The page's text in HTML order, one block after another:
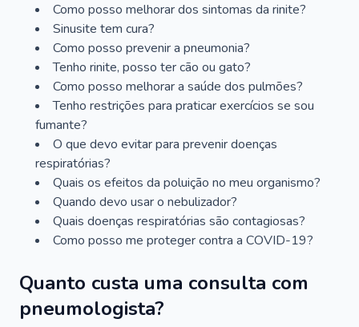
Como posso melhorar dos sintomas da rinite?
Sinusite tem cura?
Como posso prevenir a pneumonia?
Tenho rinite, posso ter cão ou gato?
Como posso melhorar a saúde dos pulmões?
Tenho restrições para praticar exercícios se sou
fumante?
O que devo evitar para prevenir doenças
respiratórias?
Quais os efeitos da poluição no meu organismo?
Quando devo usar o nebulizador?
Quais doenças respiratórias são contagiosas?
Como posso me proteger contra a COVID-19?
Quanto custa uma consulta com
pneumologista?